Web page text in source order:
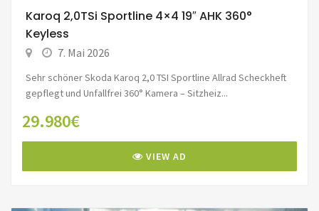
Karoq 2,0TSi Sportline 4×4 19″ AHK 360°
Keyless
7. Mai 2026
Sehr schöner Skoda Karoq 2,0 TSI Sportline Allrad Scheckheft
gepflegt und Unfallfrei 360° Kamera – Sitzheiz...
29.980€
VIEW AD